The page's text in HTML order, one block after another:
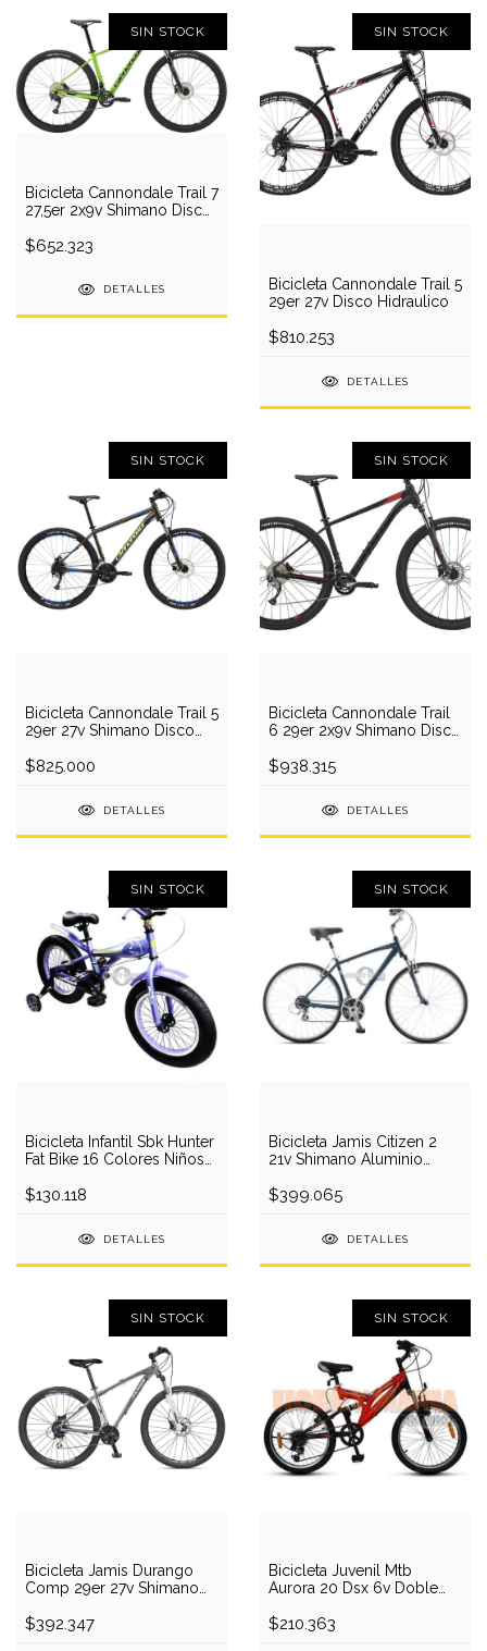
SIN STOCK
Bicicleta Cannondale Trail 7
27,5er 2x9v Shimano Disco
$652.323
DETALLES
SIN STOCK
Bicicleta Cannondale Trail 5
29er 27v Disco Hidraulico
$810.253
DETALLES
SIN STOCK
Bicicleta Cannondale Trail 5
29er 27v Shimano Disco
$825.000
DETALLES
SIN STOCK
Bicicleta Cannondale Trail
6 29er 2x9v Shimano Disco
$938.315
DETALLES
SIN STOCK
Bicicleta Infantil Sbk Hunter
Fat Bike 16 Colores Niños
$130.118
DETALLES
SIN STOCK
Bicicleta Jamis Citizen 2
21v Shimano Aluminio
$399.065
DETALLES
SIN STOCK
Bicicleta Jamis Durango
Comp 29er 27v Shimano
$392.347
SIN STOCK
Bicicleta Juvenil Mtb
Aurora 20 Dsx 6v Doble
$210.363